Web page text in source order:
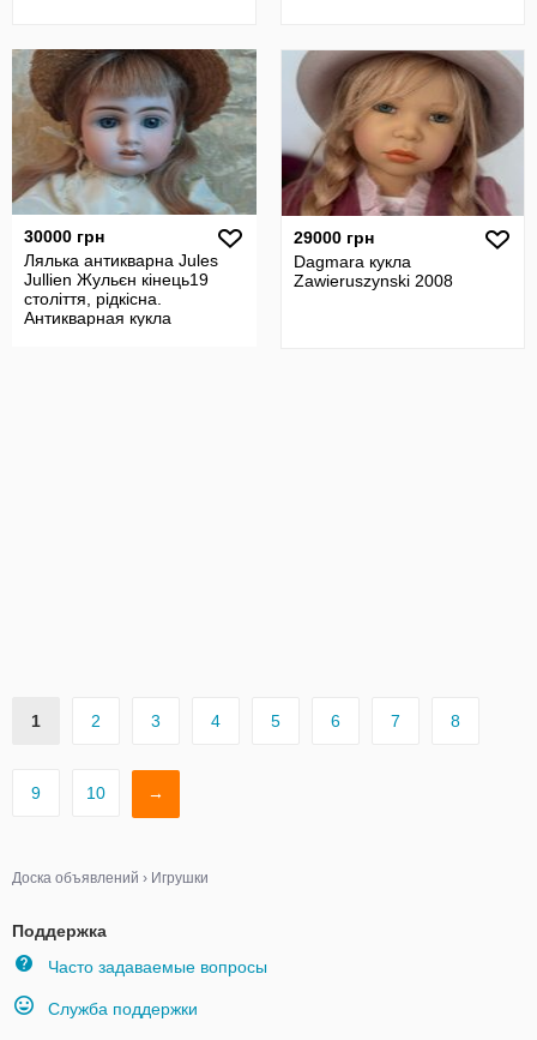
30000 грн
Лялька антикварна Jules
Jullien Жульєн кінець19
століття, рідкісна.
Антикварная кукла
29000 грн
Dagmara кукла
Zawieruszynski 2008
1 2 3 4 5 6 7 8
9 10 →
Доска объявлений › Игрушки
Поддержка
Часто задаваемые вопросы
Служба поддержки